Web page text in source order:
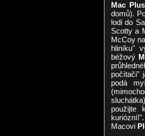
Mac Plus
domů).
lodi do
Scotty a
McCoy
hliníku"
béžový
počítači"
podá
použijte
Macovi